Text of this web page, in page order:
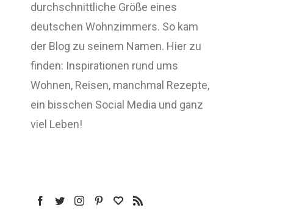
durchschnittliche Größe eines
deutschen Wohnzimmers. So kam
der Blog zu seinem Namen. Hier zu
finden: Inspirationen rund ums
Wohnen, Reisen, manchmal Rezepte,
ein bisschen Social Media und ganz
viel Leben!